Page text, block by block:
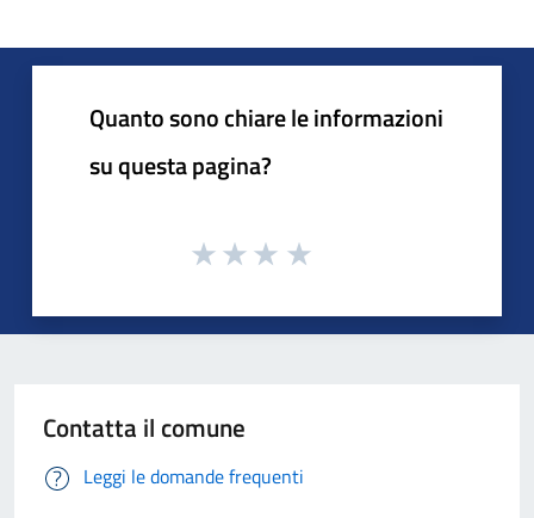
Quanto sono chiare le informazioni
su questa pagina?
Contatta il comune
Leggi le domande frequenti